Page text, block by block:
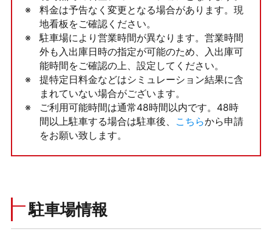
料金は予告なく変更となる場合があります。現
地看板をご確認ください。
駐車場により営業時間が異なります。営業時間
外も入出庫日時の指定が可能のため、入出庫可
能時間をご確認の上、設定してください。
提特定日料金などはシミュレーション結果に含
まれていない場合がございます。
ご利用可能時間は通常48時間以内です。48時
間以上駐車する場合は駐車後、
こちらから申請
をお願い致します。
駐車場情報